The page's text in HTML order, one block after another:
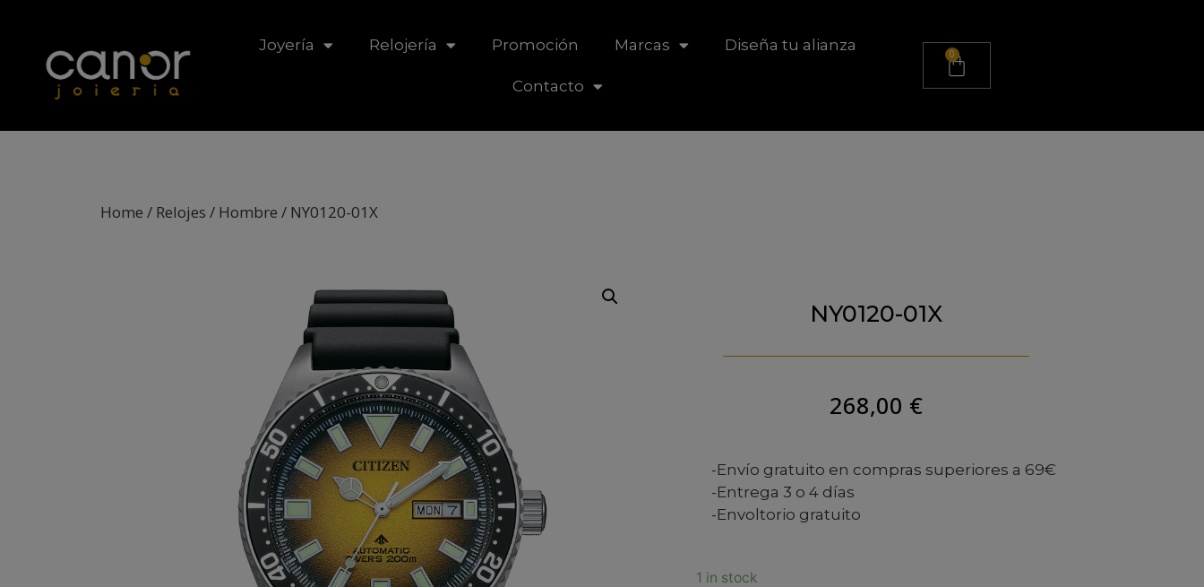
Joyería Relojería Promoción Marcas Diseña tu alianza
Contacto
Home / Relojes / Hombre / NY0120-01X
NY0120-01X
268,00 €
-Envío gratuito en compras superiores a 69€
-Entrega 3 o 4 días
-Envoltorio gratuito
1 in stock